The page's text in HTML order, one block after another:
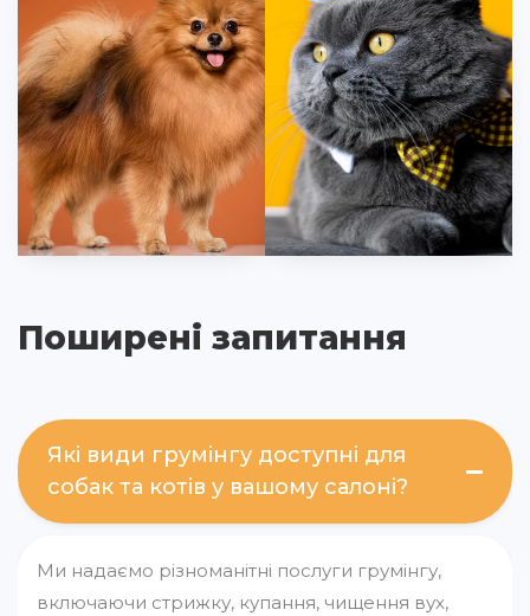
Поширені запитання
Які види грумінгу доступні для
собак та котів у вашому салоні?
Ми надаємо різноманітні послуги грумінгу,
включаючи стрижку, купання, чищення вух,